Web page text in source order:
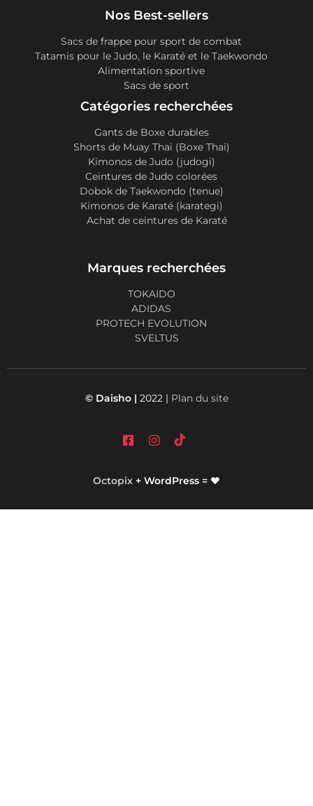
Nos Best-sellers
Sacs de frappe pour sport de combat
Tatamis pour le Judo, le Karaté et le Taekwondo
Alimentation sportive
Sacs de sport
Catégories recherchées
Gants de Boxe durables
Shorts de Muay Thai (Boxe Thai)
Kimonos de Judo (judogi)
Ceintures de Judo colorées
Dobok de Taekwondo (tenue)
Kimonos de Karaté (karategi)
Achat de ceintures de Karaté
Marques recherchées
TOKAIDO
ADIDAS
PROTECH EVOLUTION
SVELTUS
© Daisho | 2022 | Plan du site
Octopix + WordPress = ❤